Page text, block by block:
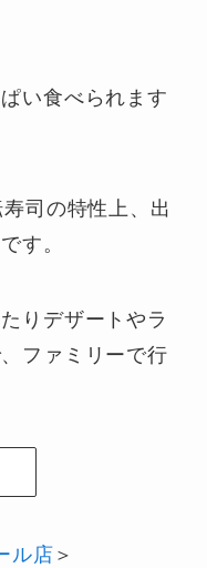
い食べられます
司の特性上、出
す。
りデザートやラ
ファミリーで行
ル店＞